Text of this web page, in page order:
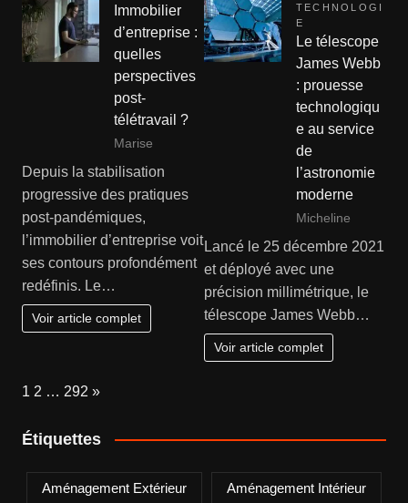
Immobilier
d’entreprise :
quelles
perspectives
post-
télétravail ?
Marise
Depuis la stabilisation
progressive des pratiques
post-pandémiques,
l’immobilier d’entreprise voit
ses contours profondément
redéfinis. Le…
Voir article complet
TECHNOLOGI
E
Le télescope
James Webb
: prouesse
technologiqu
e au service
de
l’astronomie
moderne
Micheline
Lancé le 25 décembre 2021
et déployé avec une
précision millimétrique, le
télescope James Webb…
Voir article complet
Page:
1 2 … 292 Next
»
Étiquettes
Aménagement Extérieur Aménagement Intérieur